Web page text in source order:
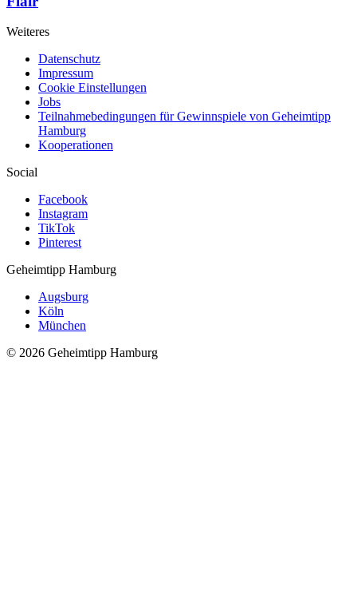
Weiteres
Datenschutz
Impressum
Cookie Einstellungen
Jobs
Teilnahmebedingungen für Gewinnspiele von Geheimtipp
Hamburg
Kooperationen
Social
Facebook
Instagram
TikTok
Pinterest
Geheimtipp Hamburg
Augsburg
Köln
München
© 2026 Geheimtipp Hamburg